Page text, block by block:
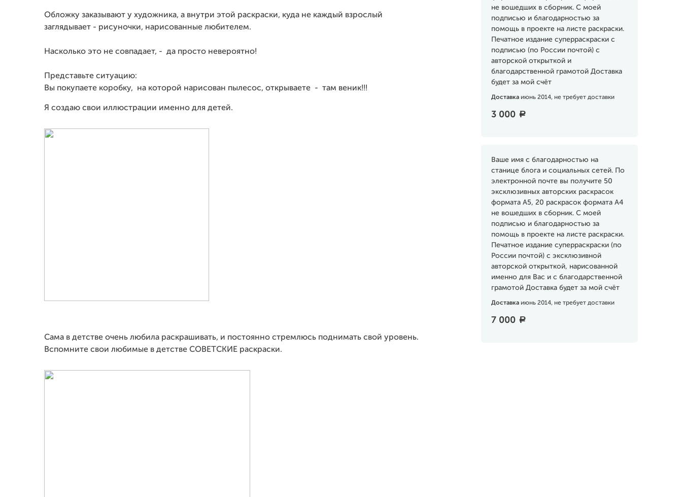
не вошедших в сборник. С моей
подписью и благодарностью за
помощь в проекте на листе раскраски.
Печатное издание суперраскраски с
подписью (по России почтой) с
авторской открыткой и
благодарственной грамотой Доставка
будет за мой счёт
Доставка июнь 2014, не требует доставки
3 000 a
Ваше имя с благодарностью на
станице блога и социальных сетей. По
электронной почте вы получите 50
эксклюзивных авторских раскрасок
формата А5, 20 раскрасок формата А4
не вошедших в сборник. С моей
подписью и благодарностью за
помощь в проекте на листе раскраски.
Печатное издание суперраскраски (по
России почтой) с эксклюзивной
авторской открыткой, нарисованной
именно для Вас и с благодарственной
грамотой Доставка будет за мой счёт
Доставка июнь 2014, не требует доставки
7 000 a
Обложку заказывают у художника, а внутри этой раскраски, куда не каждый взрослый
заглядывает - рисуночки, нарисованные любителем.
Насколько это не совпадает, - да просто невероятно!
Представьте ситуацию:
Вы покупаете коробку, на которой нарисован пылесос, открываете - там веник!!!
Я создаю свои иллюстрации именно для детей.
Сама в детстве очень любила раскрашивать, и постоянно стремлюсь поднимать свой уровень.
Вспомните свои любимые в детстве СОВЕТСКИЕ раскраски.